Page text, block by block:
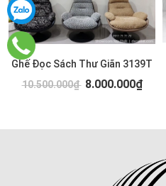
Ghế Đọc Sách Thư Giãn 3139T
10.500.000₫ 8.000.000₫